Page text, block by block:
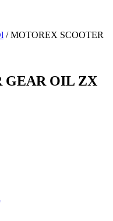
/ MOTOREX SCOOTER
GEAR OIL ZX